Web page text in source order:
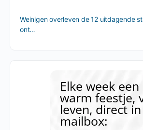
Weinigen overleven de 12 uitdagende
ont…
Elke week een
warm feestje,
leven, direct
mailbox: